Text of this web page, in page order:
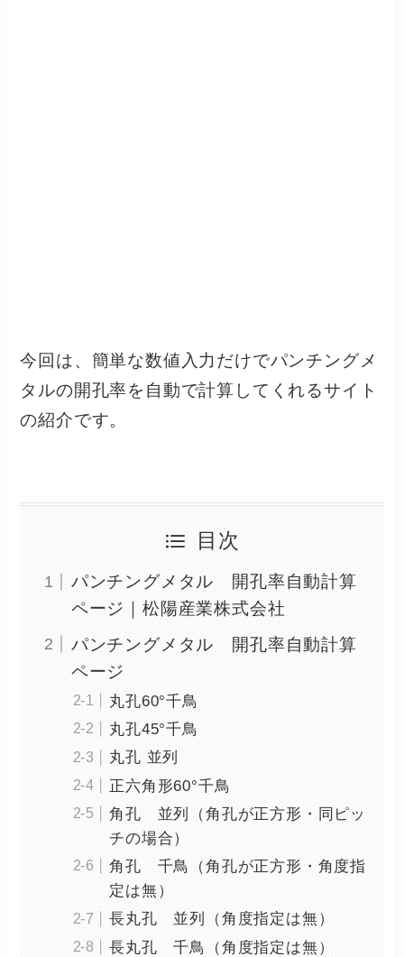
今回は、簡単な数値入力だけでパンチングメ
タルの開孔率を自動で計算してくれるサイト
の紹介です。
目次
パンチングメタル 開孔率自動計算
ページ｜松陽産業株式会社
パンチングメタル 開孔率自動計算
ページ
丸孔60°千鳥
丸孔45°千鳥
丸孔 並列
正六角形60°千鳥
角孔 並列（角孔が正方形・同ピッ
チの場合）
角孔 千鳥（角孔が正方形・角度指
定は無）
長丸孔 並列（角度指定は無）
長丸孔 千鳥（角度指定は無）